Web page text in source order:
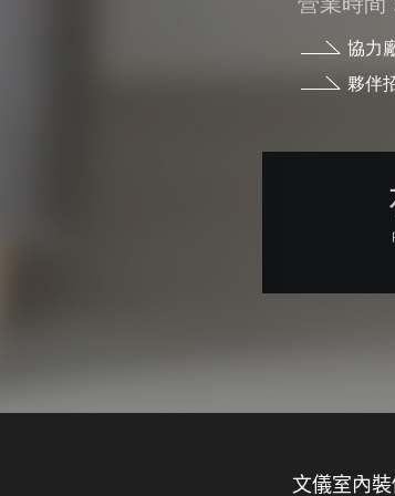
協力
夥伴
文儀室內